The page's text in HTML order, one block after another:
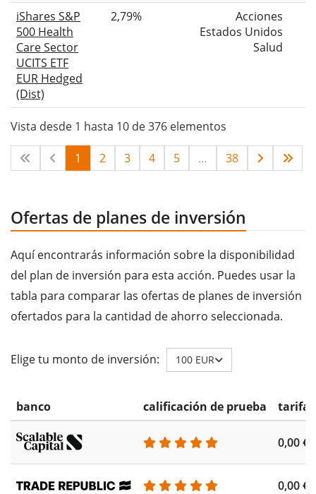
iShares S&P
500 Health
Care Sector
UCITS ETF
EUR Hedged
(Dist)
2,79%
Acciones
Estados Unidos
Salud
Vista desde 1 hasta 10 de 376 elementos
1 2 3 4 5 … 38
Ofertas de planes de inversión
Aquí encontrarás información sobre la disponibilidad
del plan de inversión para esta acción. Puedes usar la
tabla para comparar las ofertas de planes de inversión
ofertados para la cantidad de ahorro seleccionada.
Elige tu monto de inversión: 100 EUR
banco calificación de prueba tarifa
0,00 €
0,00 €